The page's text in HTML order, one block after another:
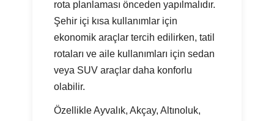
rota planlaması önceden yapılmalıdır.
Şehir içi kısa kullanımlar için
ekonomik araçlar tercih edilirken, tatil
rotaları ve aile kullanımları için sedan
veya SUV araçlar daha konforlu
olabilir.
Özellikle Ayvalık, Akçay, Altınoluk,